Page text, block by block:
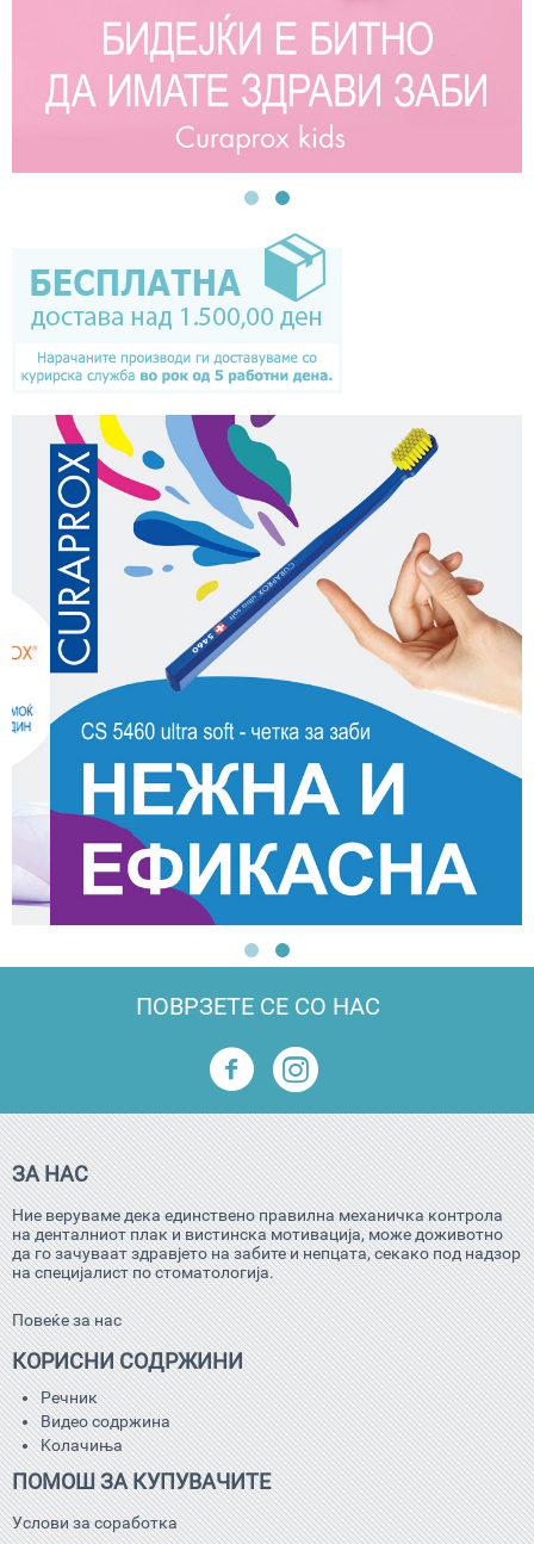
ПОВРЗЕТЕ СЕ СО НАС
ЗА НАС
Ние веруваме дека единствено правилна механичка контрола
на денталниот плак и вистинска мотивација, може доживотно
да го зачуваат здравјето на забите и непцата, секако под надзор
на специјалист по стоматологија.
Повеќе за нас
КОРИСНИ СОДРЖИНИ
Речник
Видео содржина
Kолачиња
ПОМОШ ЗА КУПУВАЧИТЕ
Услови за соработка